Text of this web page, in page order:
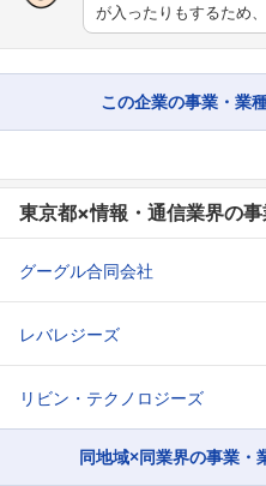
が入ったりもするため
この企業の事業・業
東京都×情報・通信業界の
グーグル合同会社
レバレジーズ
リビン・テクノロジーズ
同地域×同業界の事業・